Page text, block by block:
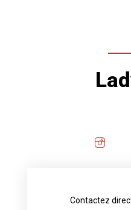
Contactez